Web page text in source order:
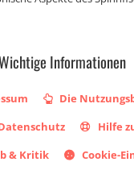
Informationen
Die
Hilfe
& Kritik
Cookie-